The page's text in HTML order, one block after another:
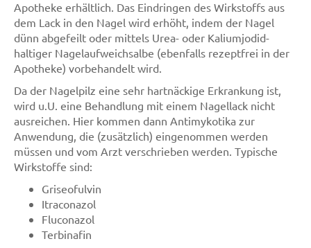
Apotheke erhältlich. Das Eindringen des Wirkstoffs aus
dem Lack in den Nagel wird erhöht, indem der Nagel
dünn abgefeilt oder mittels Urea- oder Kaliumjodid-
haltiger Nagelaufweichsalbe (ebenfalls rezeptfrei in der
Apotheke) vorbehandelt wird.
Da der Nagelpilz eine sehr hartnäckige Erkrankung ist,
wird u.U. eine Behandlung mit einem Nagellack nicht
ausreichen. Hier kommen dann Antimykotika zur
Anwendung, die (zusätzlich) eingenommen werden
müssen und vom Arzt verschrieben werden. Typische
Wirkstoffe sind:
Griseofulvin
Itraconazol
Fluconazol
Terbinafin